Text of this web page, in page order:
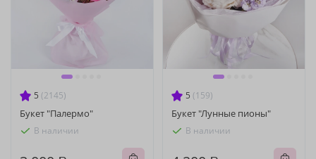
5 (2145)
Букет "Палермо"
В наличии
5 (159)
Букет "Лунные пионы"
В наличии